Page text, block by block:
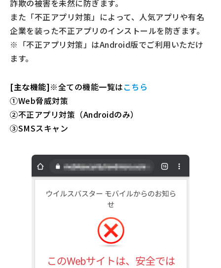
詐欺の被害を未然に防ぎます。
また「不正アプリ対策」によって、人気アプリや有名
企業を装った不正アプリのインストールを防ぎます。
※「不正アプリ対策」はAndroid版でご利用いただけ
ます。
[主な機能]※全ての機能一覧はこちら
①Web脅威対策
②不正アプリ対策（Androidのみ）
③SMSスキャン